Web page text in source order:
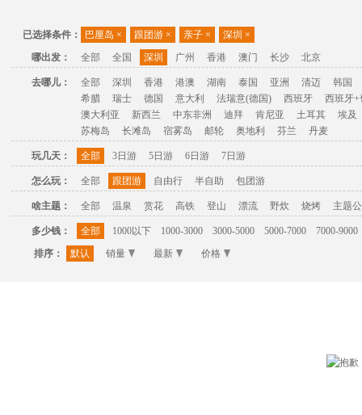
已选择条件： 巴厘岛 × 跟团游 × 亲子 × 深圳 ×
哪出发：
全部 全国 深圳 广州 香港 澳门 长沙 北京
去哪儿： 全部 深圳 香港 港澳 湖南 泰国 亚洲 清迈
韩国
希腊
瑞士 德国 意大利 法瑞意(德国) 西班牙
西班牙+
澳大利亚
新西兰 中东非洲 迪拜 肯尼亚 土耳其
埃及
苏梅岛
长滩岛 宿雾岛 邮轮 奥地利 芬兰 丹麦
玩几天： 全部 3日游 5日游 6日游 7日游
怎么玩： 全部 跟团游 自由行 半自助 包团游
啥主题： 全部 温泉 赏花 高铁 登山 漂流 野炊 烧烤 主题
多少钱： 全部 1000以下 1000-3000 3000-5000 5000-7000
7000-9000
排序：
默认 销量 最新 价格